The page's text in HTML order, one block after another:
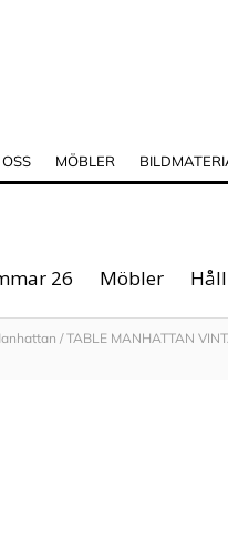
MÖBLER
26 Möbler
/TABLE MANHATTAN